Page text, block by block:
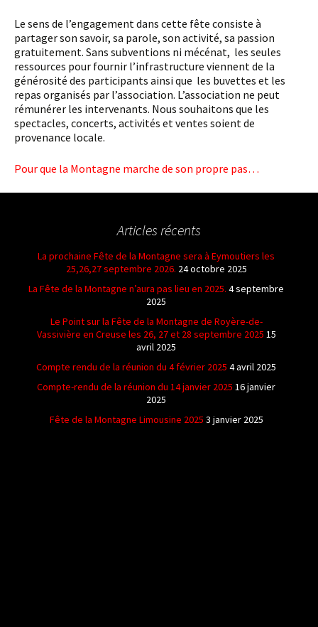
Le sens de l’engagement dans cette fête consiste à
partager son savoir, sa parole, son activité, sa passion
gratuitement. Sans subventions ni mécénat, les seules
ressources pour fournir l’infrastructure viennent de la
générosité des participants ainsi que les buvettes et les
repas organisés par l’association. L’association ne peut
rémunérer les intervenants. Nous souhaitons que les
spectacles, concerts, activités et ventes soient de
provenance locale.
Pour que la Montagne marche de son propre pas…
Articles récents
La prochaine Fête de la Montagne sera à Eymoutiers les
25,26,27 septembre 2026. 24 octobre 2025
La Fête de la Montagne n’aura pas lieu en 2025. 4 septembre
2025
Le Point sur la Fête de la Montagne de Royère-de-
Vassivière en Creuse les 26, 27 et 28 septembre 2025 15
avril 2025
Compte rendu de la réunion du 4 février 2025 4 avril 2025
Compte-rendu de la réunion du 14 janvier 2025 16 janvier
2025
Fête de la Montagne Limousine 2025 3 janvier 2025